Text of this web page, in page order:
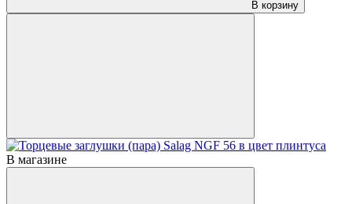
В корзину
В магазине